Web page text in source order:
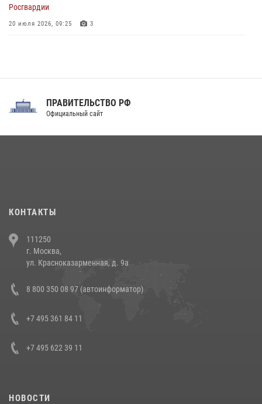
Росгвардии
20 июля 2026, 09:25 3
Праздник «Один день с Росгвардией» к 105-летию Центрального
напавших на бригаду скорой помощи (видео)
14 июля 2026, 12:20
В Росгвардии прошла военно-научная конференция по обобщению
боевого опыта
ПРАВИТЕЛЬСТВО РФ
Официальный сайт
КОНТАКТЫ
111250
г. Москва,
ул. Красноказарменная, д. 9а
8 800 350 08 97 (автоинформатор)
+7 495 361 84 11
+7 495 622 39 11
НОВОСТИ